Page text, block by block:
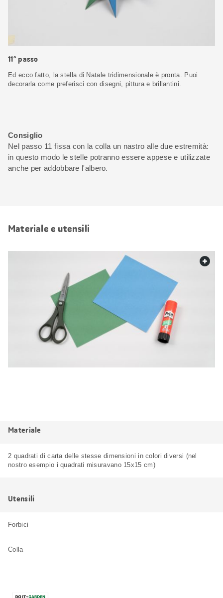
11° passo
Ed ecco fatto, la stella di Natale tridimensionale è pronta. Puoi
decorarla come preferisci con disegni, pittura e brillantini.
Consiglio
Nel passo 11 fissa con la colla un nastro alle due estremità:
in questo modo le stelle potranno essere appese e utilizzate
anche per addobbare l'albero.
Materiale e utensili
Materiale
2 quadrati di carta delle stesse dimensioni in colori diversi (nel
nostro esempio i quadrati misuravano 15x15 cm)
Utensili
Forbici
Colla